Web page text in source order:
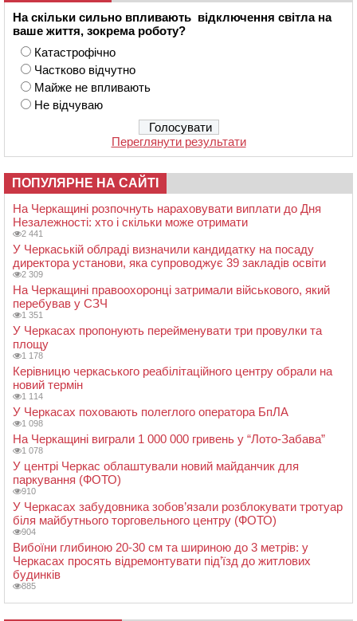
На скільки сильно впливають відключення світла на
ваше життя, зокрема роботу?
Катастрофічно
Частково відчутно
Майже не впливають
Не відчуваю
Переглянути результати
ПОПУЛЯРНЕ НА САЙТІ
На Черкащині розпочнуть нараховувати виплати до Дня
Незалежності: хто і скільки може отримати
2 441
У Черкаській облраді визначили кандидатку на посаду
директора установи, яка супроводжує 39 закладів освіти
2 309
На Черкащині правоохоронці затримали військового, який
перебував у СЗЧ
1 351
У Черкасах пропонують перейменувати три провулки та
площу
1 178
Керівницю черкаського реабілітаційного центру обрали на
новий термін
1 114
У Черкасах поховають полеглого оператора БпЛА
1 098
На Черкащині виграли 1 000 000 гривень у “Лото-Забава”
1 078
У центрі Черкас облаштували новий майданчик для
паркування (ФОТО)
910
У Черкасах забудовника зобов’язали розблокувати тротуар
біля майбутнього торговельного центру (ФОТО)
904
Вибоїни глибиною 20-30 см та шириною до 3 метрів: у
Черкасах просять відремонтувати під’їзд до житлових
будинків
885